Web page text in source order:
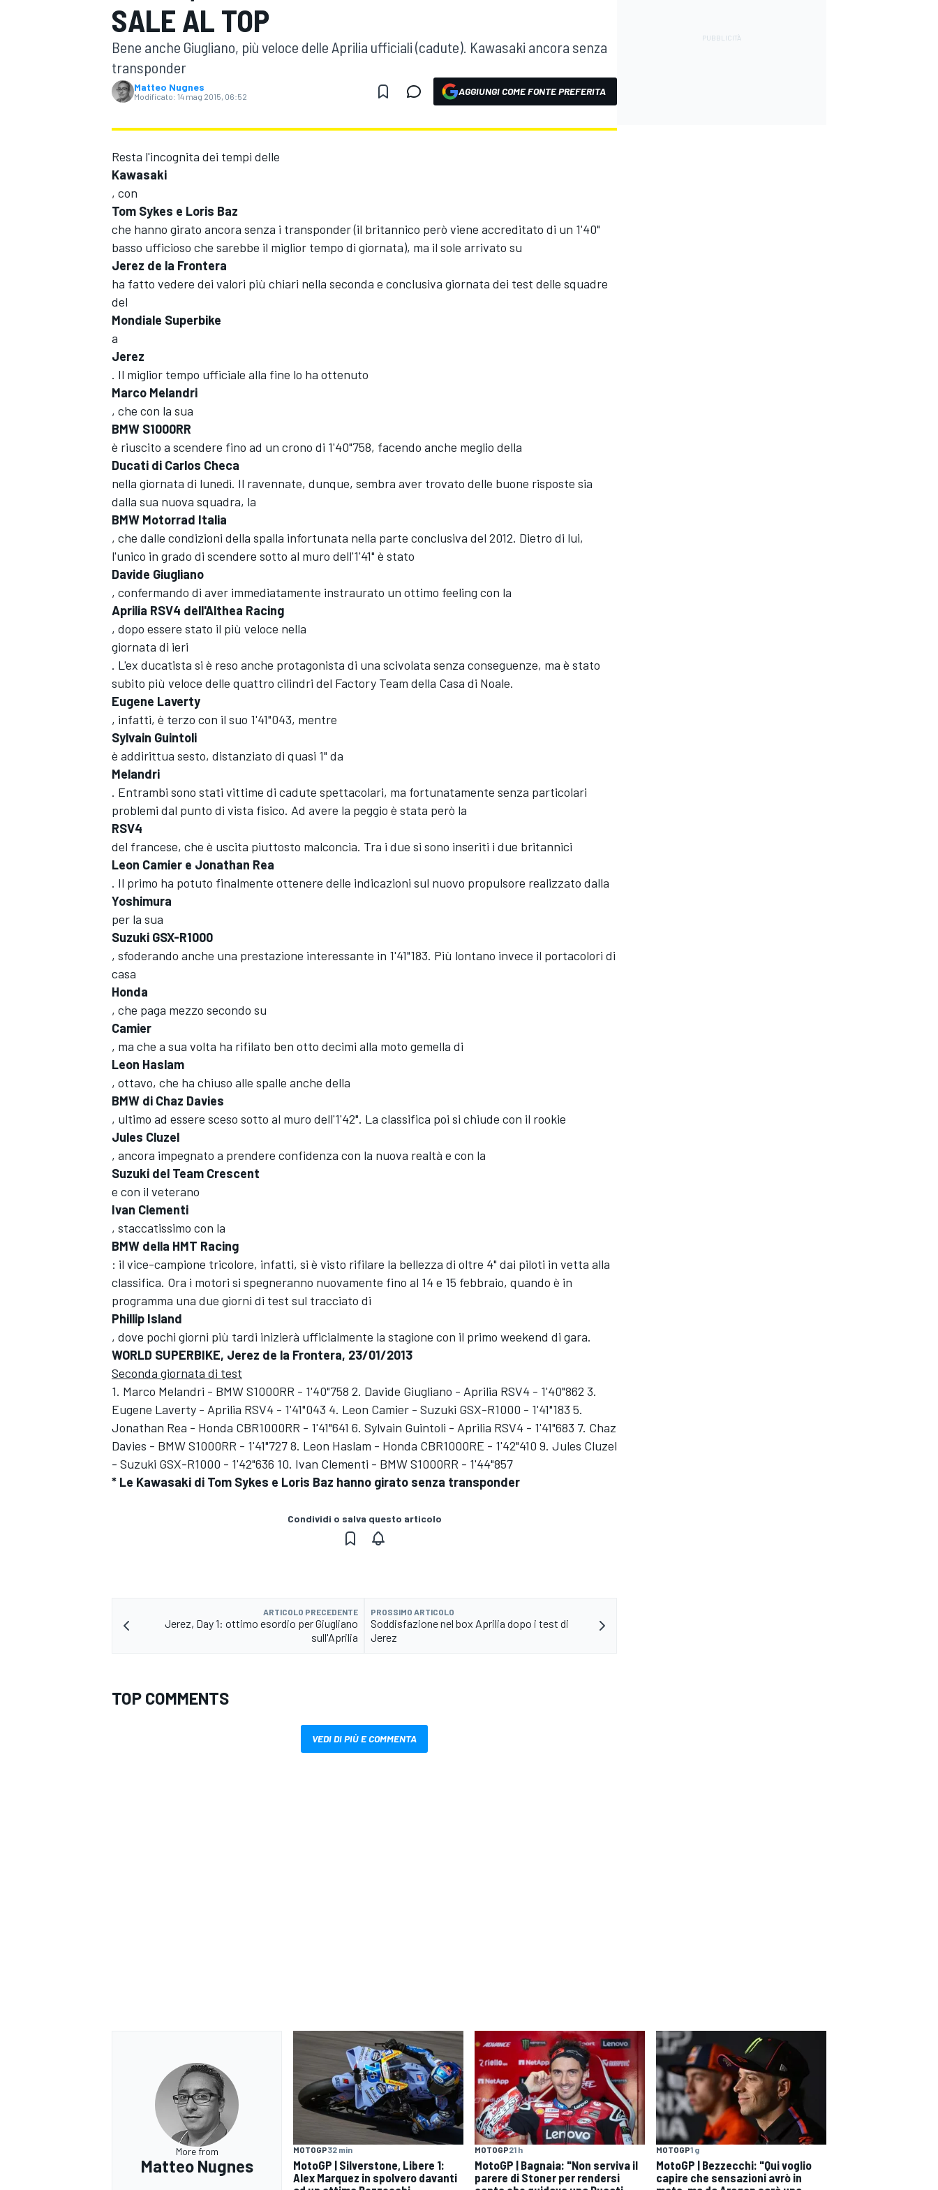
MOTOGP
WRC
MONOPOSTO
ENDURANCE/GT
SALE AL TOP
Bene anche Giugliano, più veloce delle Aprilia ufficiali (cadute). Kawasaki ancora senza
transponder
Matteo Nugnes
Modificato: 14 mag 2015, 06:52 AGGIUNGI COME FONTE PREFERITA
Resta l'incognita dei tempi delle
Kawasaki
, con
Tom Sykes e Loris Baz
che hanno girato ancora senza i transponder (il britannico però viene accreditato di un 1'40"
basso ufficioso che sarebbe il miglior tempo di giornata), ma il sole arrivato su
Jerez de la Frontera
ha fatto vedere dei valori più chiari nella seconda e conclusiva giornata dei test delle squadre
del
Mondiale Superbike
a
Jerez
. Il miglior tempo ufficiale alla fine lo ha ottenuto
Marco Melandri
, che con la sua
BMW S1000RR
è riuscito a scendere fino ad un crono di 1'40"758, facendo anche meglio della
Ducati di Carlos Checa
nella giornata di lunedì. Il ravennate, dunque, sembra aver trovato delle buone risposte sia
dalla sua nuova squadra, la
BMW Motorrad Italia
, che dalle condizioni della spalla infortunata nella parte conclusiva del 2012. Dietro di lui,
l'unico in grado di scendere sotto al muro dell'1'41" è stato
Davide Giugliano
, confermando di aver immediatamente instraurato un ottimo feeling con la
Aprilia RSV4 dell'Althea Racing
, dopo essere stato il più veloce nella
giornata di ieri
. L'ex ducatista si è reso anche protagonista di una scivolata senza conseguenze, ma è stato
subito più veloce delle quattro cilindri del Factory Team della Casa di Noale.
Eugene Laverty
, infatti, è terzo con il suo 1'41"043, mentre
Sylvain Guintoli
è addirittua sesto, distanziato di quasi 1" da
Melandri
. Entrambi sono stati vittime di cadute spettacolari, ma fortunatamente senza particolari
problemi dal punto di vista fisico. Ad avere la peggio è stata però la
RSV4
del francese, che è uscita piuttosto malconcia. Tra i due si sono inseriti i due britannici
Leon Camier e Jonathan Rea
. Il primo ha potuto finalmente ottenere delle indicazioni sul nuovo propulsore realizzato dalla
Yoshimura
per la sua
Suzuki GSX-R1000
, sfoderando anche una prestazione interessante in 1'41"183. Più lontano invece il portacolori di
casa
Honda
, che paga mezzo secondo su
Camier
, ma che a sua volta ha rifilato ben otto decimi alla moto gemella di
Leon Haslam
, ottavo, che ha chiuso alle spalle anche della
BMW di Chaz Davies
, ultimo ad essere sceso sotto al muro dell'1'42". La classifica poi si chiude con il rookie
Jules Cluzel
, ancora impegnato a prendere confidenza con la nuova realtà e con la
Suzuki del Team Crescent
e con il veterano
Ivan Clementi
, staccatissimo con la
BMW della HMT Racing
: il vice-campione tricolore, infatti, si è visto rifilare la bellezza di oltre 4" dai piloti in vetta alla
classifica. Ora i motori si spegneranno nuovamente fino al 14 e 15 febbraio, quando è in
programma una due giorni di test sul tracciato di
Phillip Island
, dove pochi giorni più tardi inizierà ufficialmente la stagione con il primo weekend di gara.
WORLD SUPERBIKE, Jerez de la Frontera, 23/01/2013
Seconda giornata di test
1. Marco Melandri - BMW S1000RR - 1'40"758 2. Davide Giugliano - Aprilia RSV4 - 1'40"862 3.
Eugene Laverty - Aprilia RSV4 - 1'41"043 4. Leon Camier - Suzuki GSX-R1000 - 1'41"183 5.
Jonathan Rea - Honda CBR1000RR - 1'41"641 6. Sylvain Guintoli - Aprilia RSV4 - 1'41"683 7. Chaz
Davies - BMW S1000RR - 1'41"727 8. Leon Haslam - Honda CBR1000RE - 1'42"410 9. Jules Cluzel
- Suzuki GSX-R1000 - 1'42"636 10. Ivan Clementi - BMW S1000RR - 1'44"857
* Le Kawasaki di Tom Sykes e Loris Baz hanno girato senza transponder
Condividi o salva questo articolo
ARTICOLO PRECEDENTE
Jerez, Day 1: ottimo esordio per Giugliano
sull'Aprilia
PROSSIMO ARTICOLO
Soddisfazione nel box Aprilia dopo i test di
Jerez
TOP COMMENTS
VEDI DI PIÙ E COMMENTA
More from
Matteo Nugnes
MOTOGP32 min
MotoGP | Silverstone, Libere 1:
Alex Marquez in spolvero davanti
MOTOGP21 h
MotoGP | Bagnaia: "Non serviva il
parere di Stoner per rendersi
MOTOGP1 g
MotoGP | Bezzecchi: "Qui voglio
capire che sensazioni avrò in